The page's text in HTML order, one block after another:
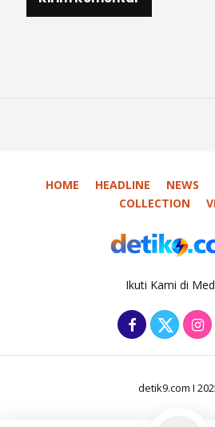
HOME HEADLINE NEWS
COLLECTION
Ikuti Kami di
detik9.com I